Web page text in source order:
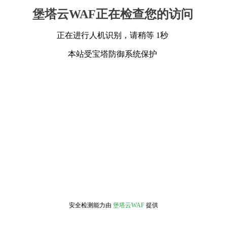
堡塔云WAF正在检查您的访问
正在进行人机识别，请稍等 1秒
本站受宝塔防御系统保护
安全检测能力由 堡塔云WAF 提供